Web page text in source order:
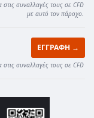
συναλλαγές τους σε CFD
με αυτό τον πάροχο.
ΕΓΓΡΑΦΗ →
συναλλαγές τους σε CFD